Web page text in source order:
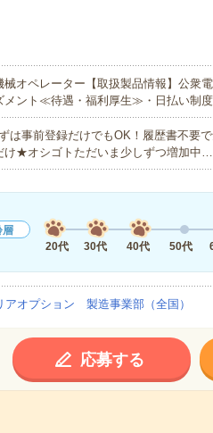
オペレーター【取扱製品情報】公衆
メント≪待遇・福利厚生≫・日払い制
は事前登録だけでもOK！履歴書不要
け★オシゴトただいま少しずつ増加中…
層
20代
30代 40代 50代
アオプション 製造事業部（全国）
応募する